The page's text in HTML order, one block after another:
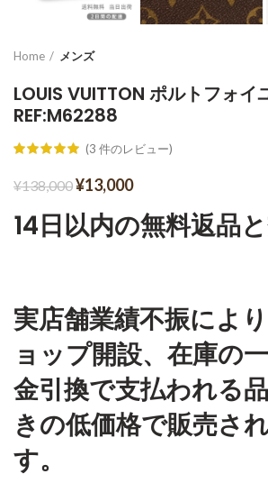
Home メンズ
LOUIS VUITTON ポルトフォイ
REF:M62288
(3 件のレビュー)
¥138,000¥13,000
14日以内の無料返品
実店舗業績不振によ
ョップ開設、在庫の
金引換で支払われる
きの低価格で販売さ
す。